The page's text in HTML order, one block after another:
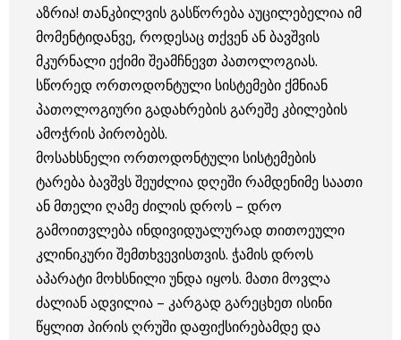
აზრია! თანკბილვის გასწორება აუცილებელია იმ
მომენტიდანვე, როდესაც თქვენ ან ბავშვის
მკურნალი ექიმი შეამჩნევთ პათოლოგიას.
სწორედ ორთოდონტული სისტემები ქმნიან
პათოლოგიური გადახრების გარეშე კბილების
ამოჭრის პირობებს.
მოსახსნელი ორთოდონტული სისტემების
ტარება ბავშვს შეუძლია დღეში რამდენიმე საათი
ან მთელი ღამე ძილის დროს – დრო
გამოითვლება ინდივიდუალურად თითოეული
კლინიკური შემთხვევისთვის. ჭამის დროს
აპარატი მოხსნილი უნდა იყოს. მათი მოვლა
ძალიან ადვილია – კარგად გარეცხეთ ისინი
წყლით პირის ღრუში დაფიქსირებამდე და